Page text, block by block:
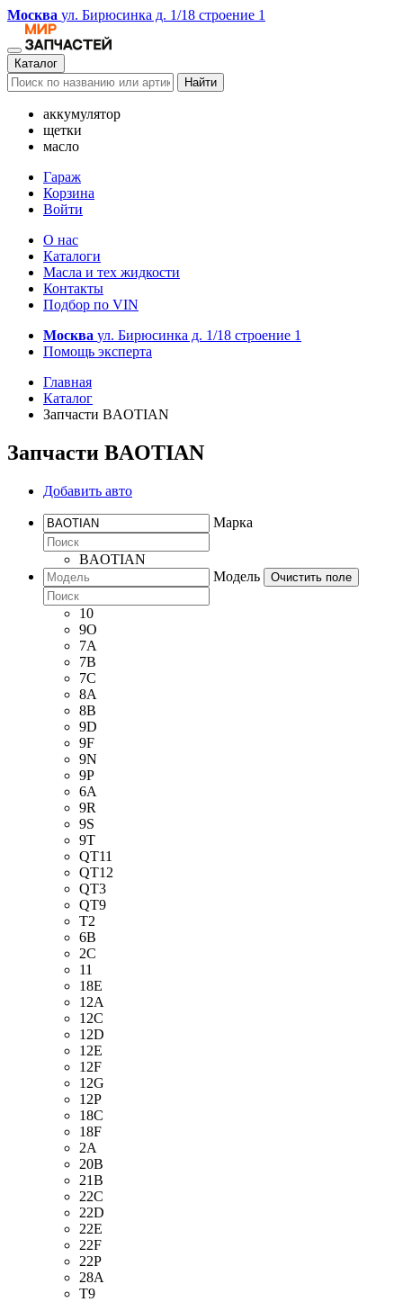
Москва ул. Бирюсинка д. 1/18 строение 1
Каталог
Найти
аккумулятор
щетки
масло
Гараж
Корзина
Войти
О нас
Каталоги
Масла и тех жидкости
Контакты
Подбор по VIN
Москва ул. Бирюсинка д. 1/18 строение 1
Помощь эксперта
Главная
Каталог
Запчасти BAOTIAN
Запчасти BAOTIAN
Добавить авто
Марка
BAOTIAN
Модель
Очистить поле
10
9O
7A
7B
7C
8A
8B
9D
9F
9N
9P
6A
9R
9S
9T
QT11
QT12
QT3
QT9
T2
6B
2C
11
18E
12A
12C
12D
12E
12F
12G
12P
18C
18F
2A
20B
21B
22C
22D
22E
22F
22P
28A
T9